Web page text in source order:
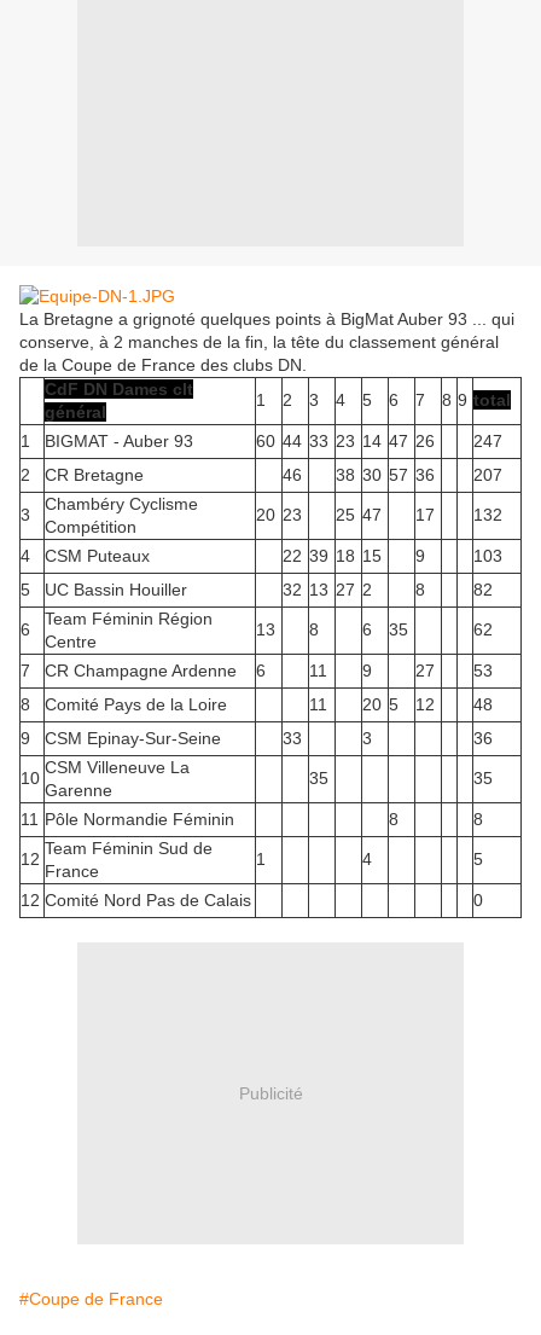
La Bretagne a grignoté quelques points à BigMat Auber 93 ... qui
conserve, à 2 manches de la fin, la tête du classement général
de la Coupe de France des clubs DN.
CdF DN Dames clt
général
1 2 3 4 5 6 7 8 9 total
1 BIGMAT - Auber 93 60 44 33 23 14 47 26
247
2
CR Bretagne 46 38 30 57 36 207
3
Chambéry Cyclisme
Compétition
20 23 25 47 17 132
4 CSM Puteaux 22 39 18 15 9
103
5
UC Bassin Houiller 32 13 27 2 8 82
6
Team Féminin Région
Centre
13 8 6 35 62
7 CR Champagne Ardenne 6 11 9 27
53
8
Comité Pays de la Loire 11 20 5 12
48
9
CSM Epinay-Sur-Seine 33 3 36
10
CSM Villeneuve La
Garenne
35 35
11 Pôle Normandie Féminin 8 8
12
Team Féminin Sud de
France
1 4 5
12 Comité Nord Pas de Calais 0
Publicité
#Coupe de France